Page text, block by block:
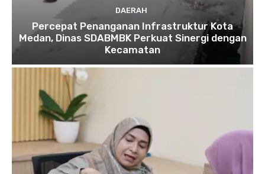
DAERAH
Percepat Penanganan Infrastruktur Kota
Medan, Dinas SDABMBK Perkuat Sinergi dengan
Kecamatan